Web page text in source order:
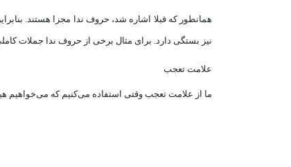
همانطور که قبلا اشاره شد، حروف ندا مجزا هستند.
نیز بستگی دارد. برای مثال برخی از حروف ندا جملات
علامت تعجب
ما از علامت تعجب وقتی استفاده می‌کنیم که می‌خواهیم